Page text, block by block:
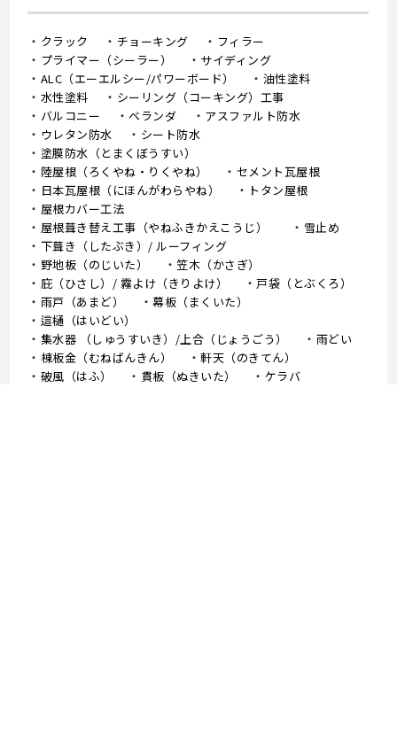
クラック チョーキング
フィラー
プライマー（シーラー）
サイディング
ALC（エーエルシー/パワーボード）
油性塗料
水性塗料
シーリング（コーキング）工事
バルコニー
ベランダ
アスファルト防水
ウレタン防水
シート防水
塗膜防水（とまくぼうすい）
陸屋根（ろくやね・りくやね）
セメント瓦屋根
日本瓦屋根（にほんがわらやね）
トタン屋根
屋根カバー工法
屋根葺き替え工事（やねふきかえこうじ）
雪止め
下葺き（したぶき）/ ルーフィング
野地板（のじいた）
笠木（かさぎ）
庇（ひさし）/ 霧よけ（きりよけ）
戸袋（とぶくろ）
雨戸（あまど）
幕板（まくいた）
這樋（はいどい）
集水器 （しゅうすいき）/上合（じょうごう）
雨どい
棟板金（むねばんきん）
軒天（のきてん）
破風（はふ）
貫板（ぬきいた）
ケラバ